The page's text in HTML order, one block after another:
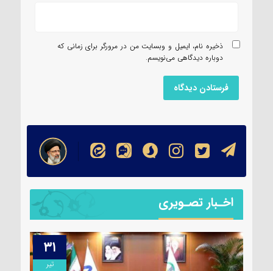
ذخیره نام، ایمیل و وبسایت من در مرورگر برای زمانی که
دوباره دیدگاهی می‌نویسم.
اخـبار تصـویری
۳۱
تیر